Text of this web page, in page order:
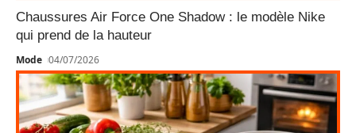
Chaussures Air Force One Shadow : le modèle Nike
qui prend de la hauteur
Mode 04/07/2026